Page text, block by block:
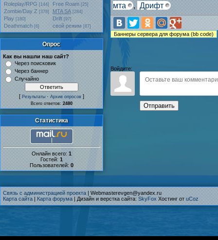
Roleplay/RPG [144] Free Roam [25]
Zombie/Day Z [378] MTA SA [284]
Play [180] Drift [97]
Deathmatch [6] свой режим [87]
Опрос
Как вы нашли наш сайт?
Через поисковик
Через баннер
Случайно
[ Результаты · Архив опросов ]
Всего ответов: 2480
Статистика
Онлайн всего: 1
Гостей: 1
Пользователей: 0
мта
, Дрифт
Войдите:
Отправить
Связь с администрацией проекта | Webmasterevgen@yandex.ru
Карта сайта | Карта форума | Дизайн и верстка сайта: SkyFox Хостинг от uCoz